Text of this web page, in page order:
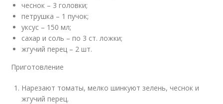
чеснок – 3 головки;
петрушка – 1 пучок;
уксус – 150 мл;
сахар и соль – по 3 ст. ложки;
жгучий перец – 2 шт.
Приготовление
Нарезают томаты, мелко шинкуют зелень, чеснок и
жгучий перец.